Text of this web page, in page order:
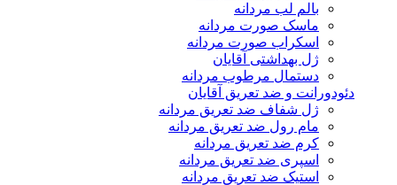
بالم لب مردانه
ماسک صورت مردانه
اسکراب صورت مردانه
ژل بهداشتی آقایان
دستمال مرطوب مردانه
دئودورانت و ضد تعریق آقایان
ژل شفاف ضد تعریق مردانه
مام رول ضد تعریق مردانه
کرم ضد تعریق مردانه
اسپری ضد تعریق مردانه
استیک ضد تعریق مردانه